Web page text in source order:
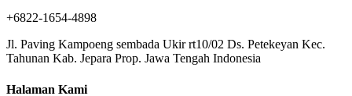
+6822-1654-4898
Jl. Paving Kampoeng sembada Ukir rt10/02 Ds. Petekeyan Kec.
Tahunan Kab. Jepara Prop. Jawa Tengah Indonesia
Halaman Kami